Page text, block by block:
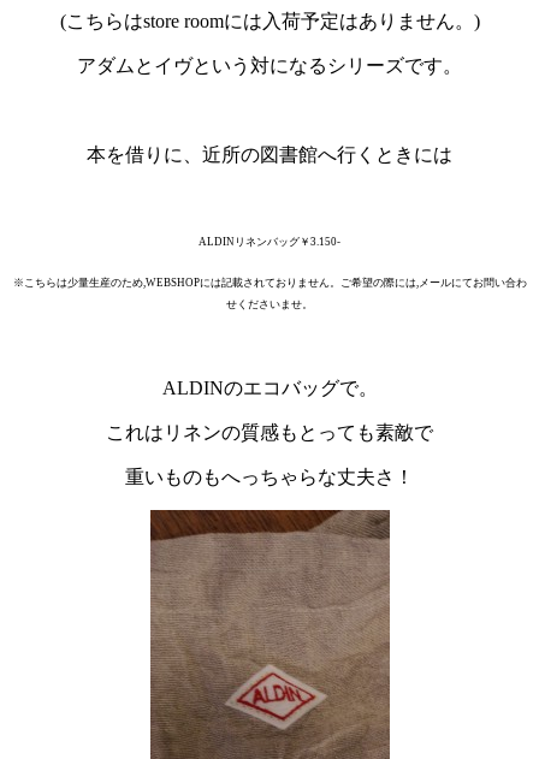
(こちらはstore roomには入荷予定はありません。)
アダムとイヴという対になるシリーズです。
本を借りに、近所の図書館へ行くときには
ALDINリネンバッグ￥3.150-
※こちらは少量生産のため,WEBSHOPには記載されておりません。
ご希望の際には,メールにてお問い合わ
せくださいませ。
ALDINのエコバッグで。
これはリネンの質感もとっても素敵で
重いものもへっちゃらな丈夫さ！